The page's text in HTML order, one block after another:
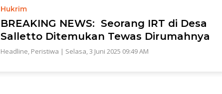
Hukrim
BREAKING NEWS: Seorang IRT di Desa
Salletto Ditemukan Tewas Dirumahnya
Headline Peristiwa | Selasa, 3 Juni 2025 09:49 AM